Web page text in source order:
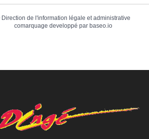
Direction de l'information légale et administrative
comarquage developpé par baseo.io